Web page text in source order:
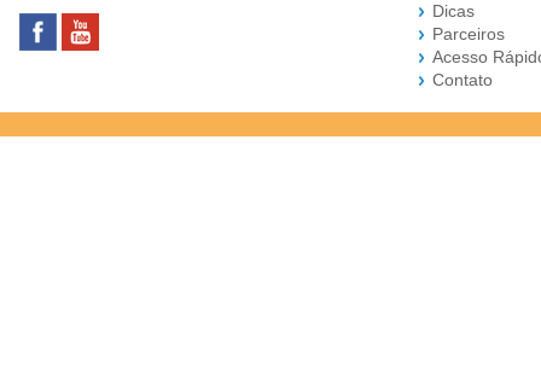
Dicas
Parceiros
Acesso
Contato